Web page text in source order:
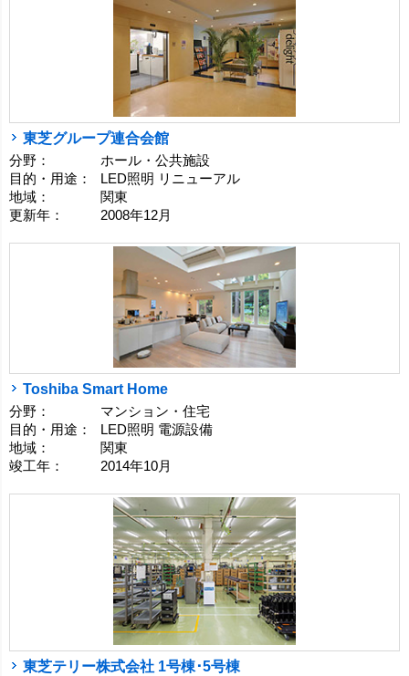
東芝グループ連合会館
分野：
ホール・公共施設
目的・用途：
LED照明 リニューアル
地域：
関東
更新年：
2008年12月
Toshiba Smart Home
分野：
マンション・住宅
目的・用途：
LED照明 電源設備
地域：
関東
竣工年：
2014年10月
東芝テリー株式会社 1号棟･5号棟